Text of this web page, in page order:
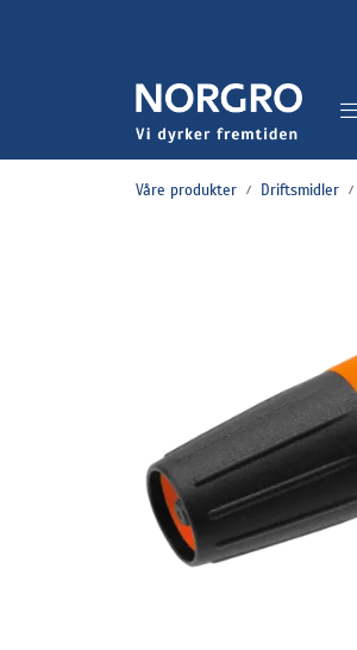
Våre produkter Driftsmidler